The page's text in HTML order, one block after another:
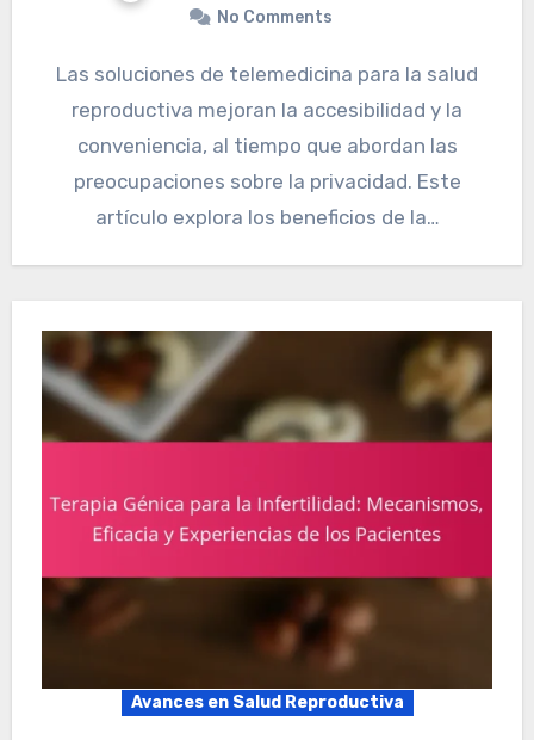
No Comments
Las soluciones de telemedicina para la salud
reproductiva mejoran la accesibilidad y la
conveniencia, al tiempo que abordan las
preocupaciones sobre la privacidad. Este
artículo explora los beneficios de la…
Avances en Salud Reproductiva